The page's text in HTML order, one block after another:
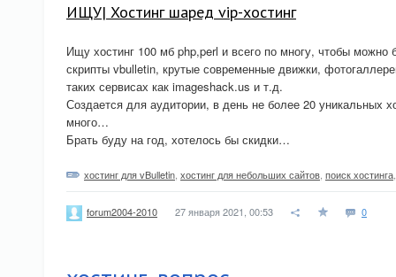
ИЩУ| Хостинг шаред vip-хостинг
Ищу хостинг 100 мб php,perl и всего по многу, чтобы можно
скрипты vbulletin, крутые современные движки,
таких сервисах как imageshack.us и т.д.
Создается для аудитории, в день не более 20 уникальных
много…
Брать буду на год, хотелось бы скидки…
хостинг для vBulletin хостинг для небольших сайтов поиск хостинга
forum2004-2010 27 января 2021, 00:53 0